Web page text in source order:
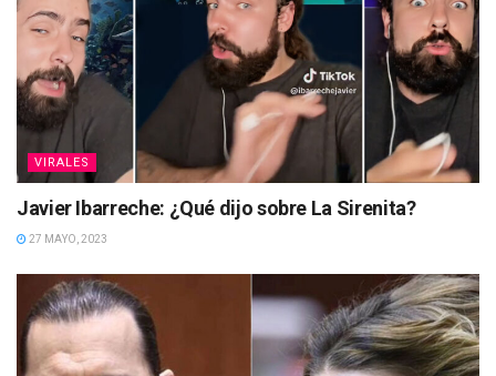
VIRALES
Javier Ibarreche: ¿Qué dijo sobre La Sirenita?
27 MAYO, 2023